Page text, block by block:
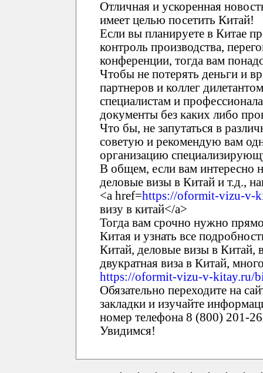
Отличная и ускоренная
имеет целью посетить Китай!
Если вы планируете в Китае
контроль производства,
конференции, тогда вам
Чтобы не потерять деньги и
партнеров и коллег
специалистам и
документы без каких либо
Что бы, не запутаться в
советую и рекомендую вам
организацию
В общем, если вам интересно
деловые визы в Китай и т.д.,
<a href=https://oformit-vizu-v-
визу в китай</a>
Тогда вам срочно нужно
Китая и узнать все
Китай, деловые визы в Китай,
двукратная виза в Китай,
https://oformit-vizu-v-kitay.ru/
Обязательно переходите на
закладки и изучайте
номер телефона 8 (800) 201-
Увидимся!